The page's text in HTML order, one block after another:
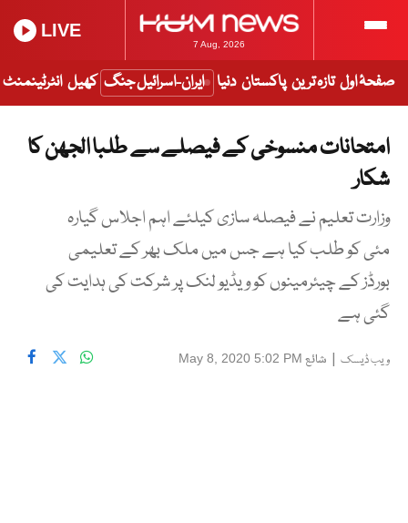
7 Aug, 2026
LIVE
صفحۂ اول تازہ ترین پاکستان دنیا ایران-اسرائیل جنگ کھیل انٹرٹینمنٹ
امتحانات منسوخی کے فیصلے سے طلبا الجھن کا
شکار
وزارت تعلیم نے فیصلہ سازی کیلئے اہم اجلاس گیارہ
مئی کو طلب کیا ہے جس میں ملک بھر کے تعلیمی
بورڈز کے چیئرمینوں کو ویڈیو لنک پر شرکت کی ہدایت کی
گئی ہے
ویب ڈیسک | شائع May 8, 2020 5:02 PM